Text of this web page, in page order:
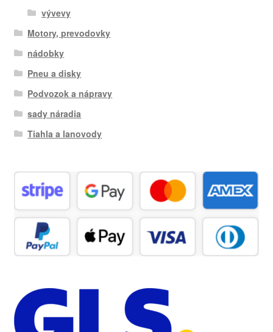
vývevy
Motory, prevodovky
nádobky
Pneu a disky
Podvozok a nápravy
sady náradia
Tiahla a lanovody